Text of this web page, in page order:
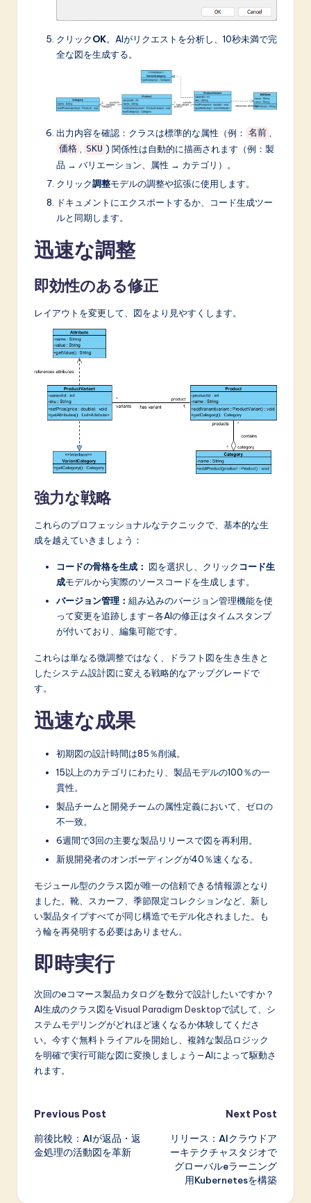
クリックOK。AIがリクエストを分析し、10秒未満で完
全な図を生成する。
出力内容を確認：クラスは標準的な属性（例： 名前
価格 SKU ) 関係性は自動的に描画されます（例：製
品 → バリエーション、属性 → カテゴリ）。
クリック調整モデルの調整や拡張に使用します。
ドキュメントにエクスポートするか、コード生成ツー
ルと同期します。
迅速な調整
即効性のある修正
レイアウトを変更して、図をより見やすくします。
強力な戦略
これらのプロフェッショナルなテクニックで、基本的な生
成を越えていきましょう：
コードの骨格を生成： 図を選択し、クリック コード生
成モデルから実際のソースコードを生成します。
バージョン管理： 組み込みのバージョン管理機能を使
って変更を追跡します—各AIの修正はタイムスタンプ
が付いており、編集可能です。
これらは単なる微調整ではなく、ドラフト図を生き生きと
したシステム設計図に変える戦略的なアップグレードで
す。
迅速な成果
初期図の設計時間は85％削減。
15以上のカテゴリにわたり、製品モデルの100％の一
貫性。
製品チームと開発チームの属性定義において、ゼロの
不一致。
6週間で3回の主要な製品リリースで図を再利用。
新規開発者のオンボーディングが40％速くなる。
モジュール型のクラス図が唯一の信頼できる情報源となり
ました。靴、スカーフ、季節限定コレクションなど、新し
い製品タイプすべてが同じ構造でモデル化されました。も
う輪を再発明する必要はありません。
即時実行
次回のeコマース製品カタログを数分で設計したいですか？
AI生成のクラス図をVisual Paradigm Desktopで試して、シ
ステムモデリングがどれほど速くなるか体験してくださ
い。今すぐ無料トライアルを開始し、複雑な製品ロジック
を明確で実行可能な図に変換しましょう—AIによって駆動さ
れます。
Post
navigation
Previous Post
前後比較：AIが返品・返
金処理の活動図を革新
Next Post
リリース：AIクラウドア
ーキテクチャスタジオで
グローバルeラーニング
用Kubernetesを構築